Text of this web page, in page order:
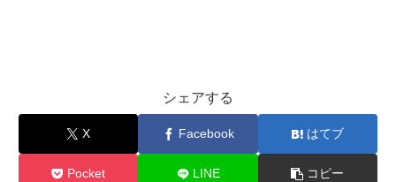
シェアする
X Facebook はてブ
Pocket LINE コピー